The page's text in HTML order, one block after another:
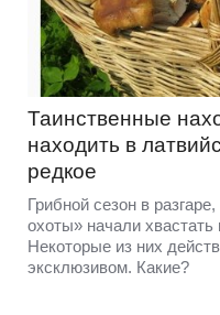
Таинственные
находить в
редкое
Грибной сезон в
охоты» начали
Некоторые из них
эксклюзивом. Какие?